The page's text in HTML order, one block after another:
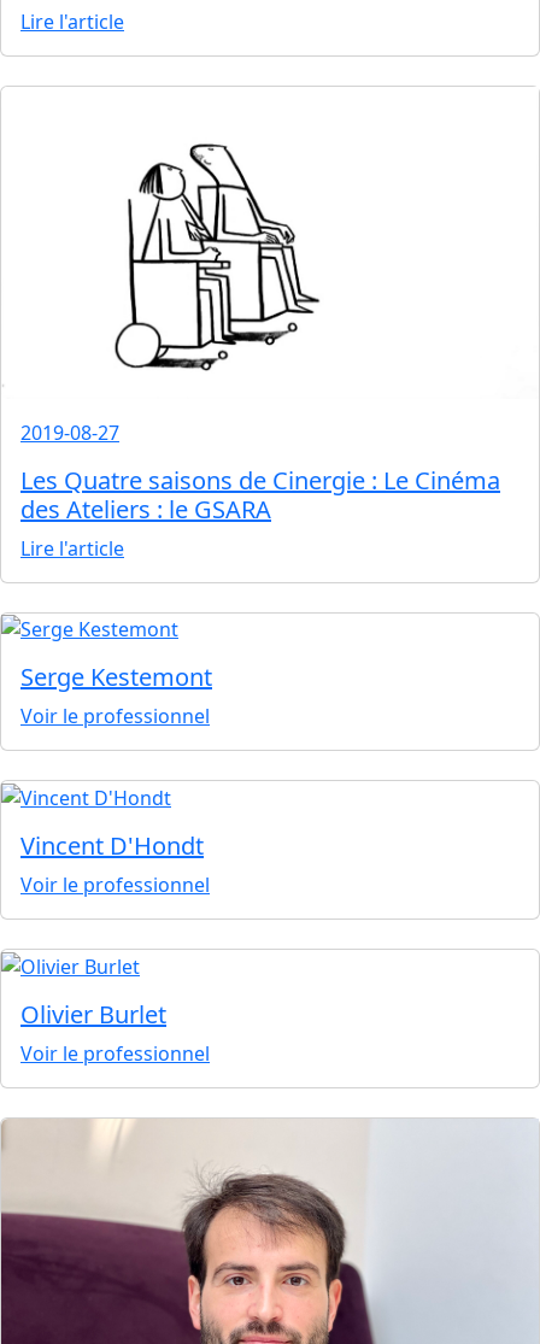
Lire l'article
2019-08-27
Les Quatre saisons de Cinergie : Le Cinéma
des Ateliers : le GSARA
Lire l'article
Serge Kestemont
Voir le professionnel
Vincent D'Hondt
Voir le professionnel
Olivier Burlet
Voir le professionnel